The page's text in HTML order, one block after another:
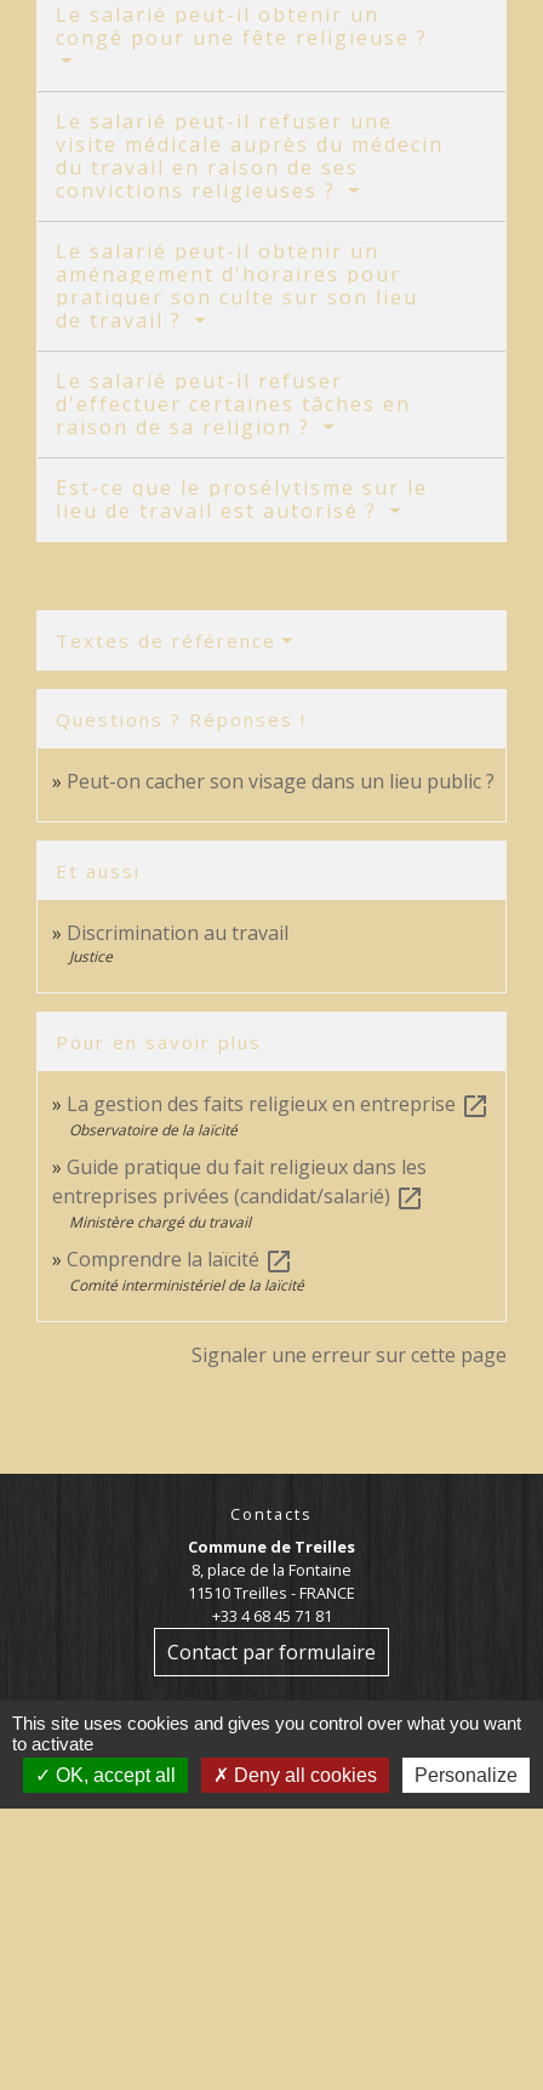
Le salarié peut-il obtenir un
congé pour une fête religieuse ?
Le salarié peut-il refuser une
visite médicale auprès du médecin
du travail en raison de ses
convictions religieuses ?
Le salarié peut-il obtenir un
aménagement d'horaires pour
pratiquer son culte sur son lieu
de travail ?
Le salarié peut-il refuser
d'effectuer certaines tâches en
raison de sa religion ?
Est-ce que le prosélytisme sur le
lieu de travail est autorisé ?
Textes de référence
Questions ? Réponses !
Peut-on cacher son visage dans un lieu public ?
Et aussi
Discrimination au travail
Justice
Pour en savoir plus
La gestion des faits religieux en entreprise open_in_new
Observatoire de la laïcité
Guide pratique du fait religieux dans les
entreprises privées (candidat/salarié) open_in_new
Ministère chargé du travail
Comprendre la laïcité open_in_new
Comité interministériel de la laïcité
Signaler une erreur sur cette page
Contacts
Commune de Treilles
8, place de la Fontaine
11510 Treilles - FRANCE
+33 4 68 45 71 81
Contact par formulaire
This site uses cookies and gives you control over what you want
to activate
OK, accept all
Deny all cookies Personalize